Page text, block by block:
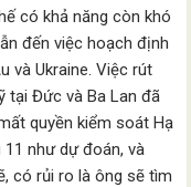
có khả năng còn khó
đến việc hoạch định
và Ukraine. Việc rút
tại Đức và Ba Lan đã
quyền kiểm soát Hạ
như dự đoán, và
có rủi ro là ông sẽ tìm